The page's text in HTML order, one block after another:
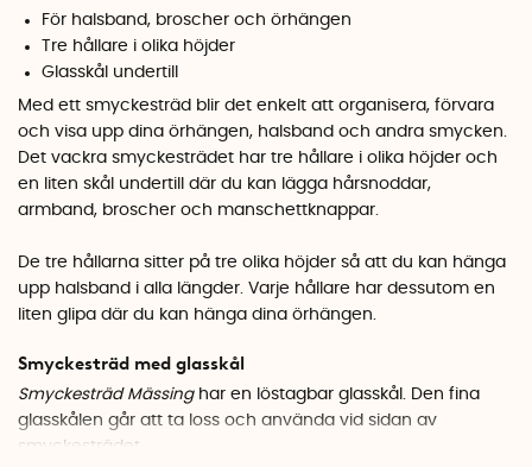
För halsband, broscher och örhängen
Tre hållare i olika höjder
Glasskål undertill
Med ett smyckesträd blir det enkelt att organisera, förvara
och visa upp dina örhängen, halsband och andra smycken.
Det vackra smyckesträdet har tre hållare i olika höjder och
en liten skål undertill där du kan lägga hårsnoddar,
armband, broscher och manschettknappar.
De tre hållarna sitter på tre olika höjder så att du kan hänga
upp halsband i alla längder. Varje hållare har dessutom en
liten glipa där du kan hänga dina örhängen.
Smyckesträd med glasskål
Smyckesträd Mässinghar en löstagbar glasskål. Den fina
glasskålen går att ta loss och använda vid sidan av
smyckesträdet.